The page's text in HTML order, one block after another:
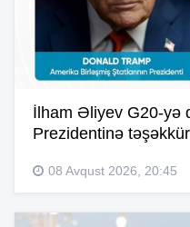
İlham Əliyev G20-yə
Prezidentinə
08 Avqust 2026, 20:45